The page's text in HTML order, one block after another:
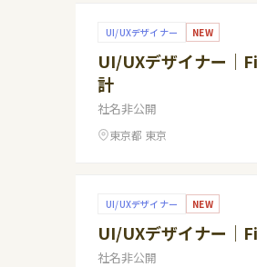
UI/UXデザイナー NEW
UI/UXデザイナー｜
計
社名非公開
東京都 東京
UI/UXデザイナー NEW
UI/UXデザイナー｜
社名非公開